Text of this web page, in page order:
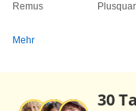
Remus
Mehr
30